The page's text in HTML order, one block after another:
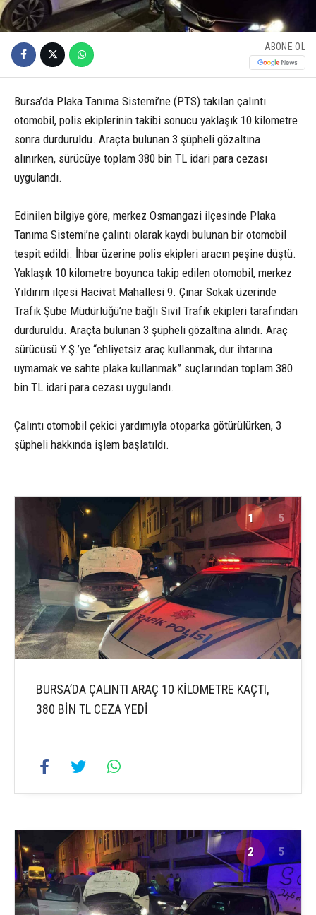
ABONE OL
Bursa’da Plaka Tanıma Sistemi’ne (PTS) takılan çalıntı
otomobil, polis ekiplerinin takibi sonucu yaklaşık 10 kilometre
sonra durduruldu. Araçta bulunan 3 şüpheli gözaltına
alınırken, sürücüye toplam 380 bin TL idari para cezası
uygulandı.
Edinilen bilgiye göre, merkez Osmangazi ilçesinde Plaka
Tanıma Sistemi’ne çalıntı olarak kaydı bulunan bir otomobil
tespit edildi. İhbar üzerine polis ekipleri aracın peşine düştü.
Yaklaşık 10 kilometre boyunca takip edilen otomobil, merkez
Yıldırım ilçesi Hacivat Mahallesi 9. Çınar Sokak üzerinde
Trafik Şube Müdürlüğü’ne bağlı Sivil Trafik ekipleri tarafından
durduruldu. Araçta bulunan 3 şüpheli gözaltına alındı. Araç
sürücüsü Y.Ş.’ye “ehliyetsiz araç kullanmak, dur ihtarına
uymamak ve sahte plaka kullanmak” suçlarından toplam 380
bin TL idari para cezası uygulandı.
Çalıntı otomobil çekici yardımıyla otoparka götürülürken, 3
şüpheli hakkında işlem başlatıldı.
1 5
BURSA’DA ÇALINTI ARAÇ 10 KİLOMETRE KAÇTI,
380 BİN TL CEZA YEDİ
2 5